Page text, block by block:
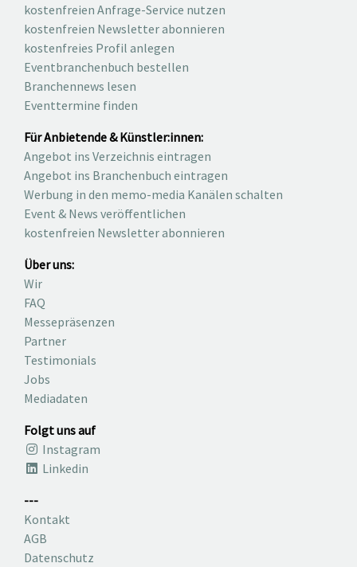
kostenfreien Anfrage-Service nutzen
kostenfreien Newsletter abonnieren
kostenfreies Profil anlegen
Eventbranchenbuch bestellen
Branchennews lesen
Eventtermine finden
Für Anbietende & Künstler:innen:
Angebot ins Verzeichnis eintragen
Angebot ins Branchenbuch eintragen
Werbung in den memo-media Kanälen schalten
Event & News veröffentlichen
kostenfreien Newsletter abonnieren
Über uns:
Wir
FAQ
Messepräsenzen
Partner
Testimonials
Jobs
Mediadaten
Folgt uns auf
Instagram
Linkedin
---
Kontakt
AGB
Datenschutz